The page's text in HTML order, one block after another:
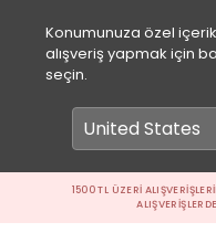
Konumunuza özel
alışveriş yapmak için
seçin.
1500 TL ÜZERI